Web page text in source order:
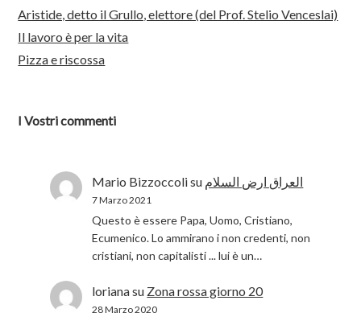
Aristide, detto il Grullo, elettore (del Prof. Stelio Venceslai)
Il lavoro è per la vita
Pizza e riscossa
I Vostri commenti
Mario Bizzoccolisu العراق ارض السلام
7 Marzo 2021
Questo è essere Papa, Uomo, Cristiano,
Ecumenico. Lo ammirano i non credenti, non
cristiani, non capitalisti ... lui è un…
lorianasu Zona rossa giorno 20
28 Marzo 2020